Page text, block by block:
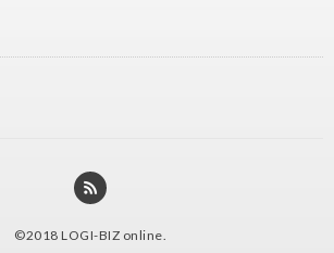
©2018 LOGI-BIZ online